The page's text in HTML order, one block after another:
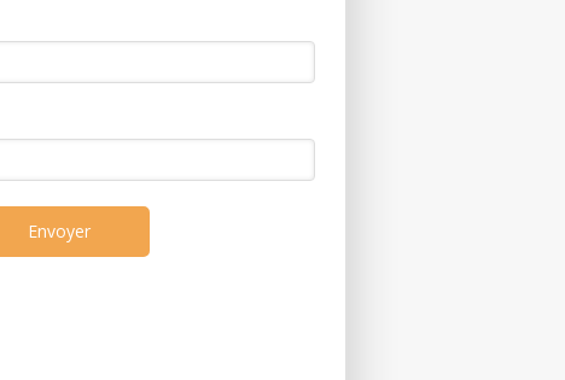
Envoyer